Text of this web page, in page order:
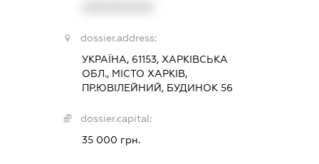
dossier.address:
УКРАЇНА, 61153, ХАРКІВСЬКА
ОБЛ., МІСТО ХАРКІВ,
ПР.ЮВІЛЕЙНИЙ, БУДИНОК 56
dossier.capital:
35 000 грн.